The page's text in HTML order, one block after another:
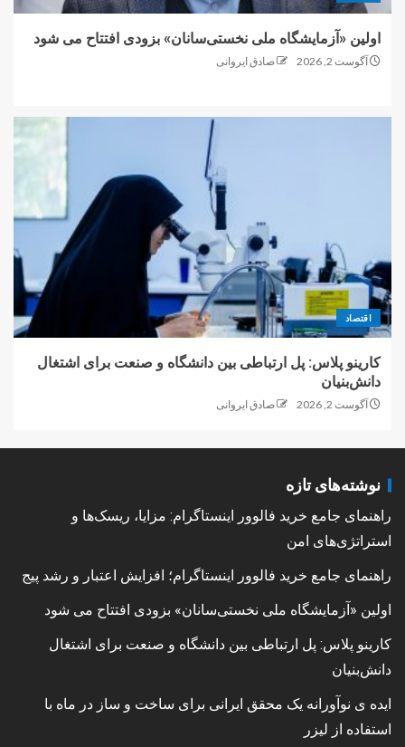
اولین «آزمایشگاه ملی نخستی‌سانان» بزودی افتتاح می شود
آگوست 2, 2026 صادق ایروانی
اقتصاد
کارینو پلاس: پل ارتباطی بین دانشگاه و صنعت برای اشتغال
دانش‌بنیان
آگوست 2, 2026 صادق ایروانی
نوشته‌های تازه
راهنمای جامع خرید فالوور اینستاگرام: مزایا، ریسک‌ها و
استراتژی‌های امن
راهنمای جامع خرید فالوور اینستاگرام؛ افزایش اعتبار و رشد پیج
اولین «آزمایشگاه ملی نخستی‌سانان» بزودی افتتاح می شود
کارینو پلاس: پل ارتباطی بین دانشگاه و صنعت برای اشتغال
دانش‌بنیان
ایده ی نوآورانه یک محقق ایرانی برای ساخت و ساز در ماه با
استفاده از لیزر